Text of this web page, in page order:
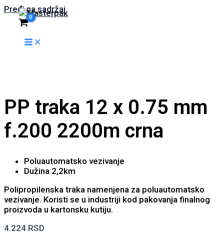
Pređi na sadržaj
PP traka 12 x 0.75 mm
f.200 2200m crna
Poluautomatsko vezivanje
Dužina 2,2km
Polipropilenska traka namenjena za poluautomatsko
vezivanje. Koristi se u industriji kod pakovanja finalnog
proizvoda u kartonsku kutiju.
4.224 RSD